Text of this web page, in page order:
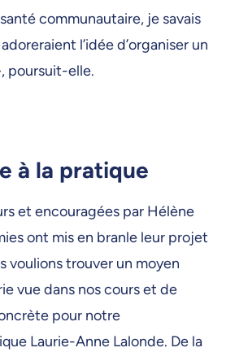
communautaire, je savais
l’idée d’organiser un
poursuit-elle.
à la pratique
et encouragées par Hélène
ont mis en branle leur projet
voulions trouver un moyen
vue dans nos cours et de
pour notre
Laurie-Anne Lalonde. De la